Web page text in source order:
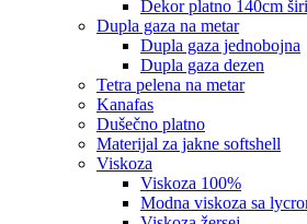
dekor platno 140cm
dupla gaza na metar
dupla gaza jednobojna
dupla gaza dezen
tetra pelena na metar
kanafas
dušečno platno
materijal za jakne softshell
viskoza
viskoza 100%
modna viskoza sa